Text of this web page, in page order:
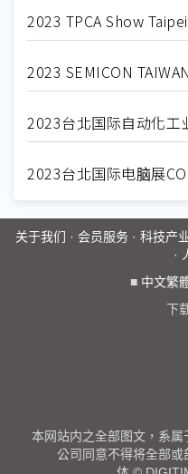
2023 TPCA Show
2023 SEMICON
2023台北国际自动化工
2023台北国际电脑展
关于我们 · 会员服务· 科技产
·
■ 中文繁
下
本网站内之全部图文，系
公司同意不得将全部